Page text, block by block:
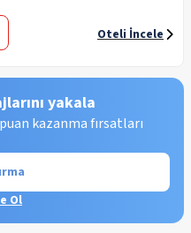
Oteli İncele
yakala
kazanma fırsatları
Ol